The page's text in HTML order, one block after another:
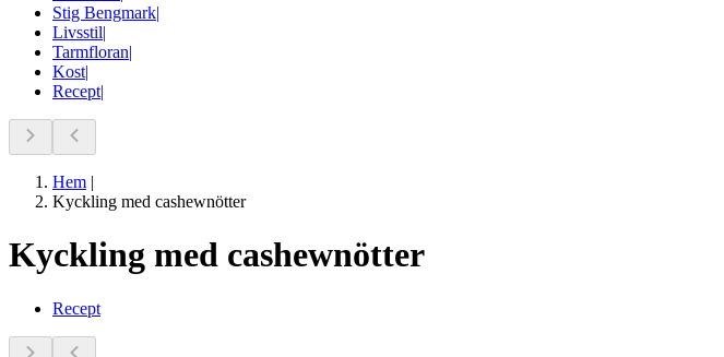
Stig Bengmark|
Livsstil|
Tarmfloran|
Kost|
Recept|
Hem |
Kyckling med cashewnötter
Kyckling med cashewnötter
Recept